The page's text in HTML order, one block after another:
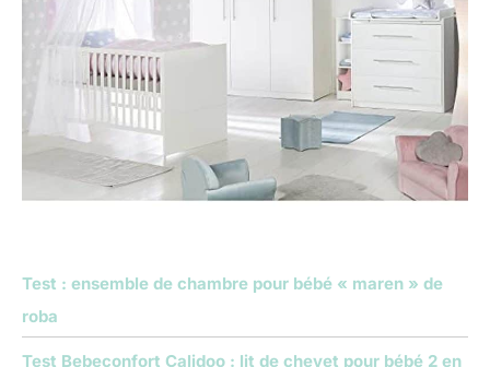
Test : ensemble de chambre pour bébé « maren » de
roba
Test Bebeconfort Calidoo : lit de chevet pour bébé 2 en